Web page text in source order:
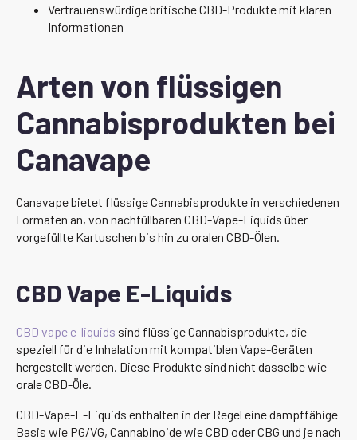
Vertrauenswürdige britische CBD-Produkte mit klaren
Informationen
Arten von flüssigen
Cannabisprodukten bei
Canavape
Canavape bietet flüssige Cannabisprodukte in verschiedenen
Formaten an, von nachfüllbaren CBD-Vape-Liquids über
vorgefüllte Kartuschen bis hin zu oralen CBD-Ölen.
CBD Vape E-Liquids
CBD vape e-liquids sind flüssige Cannabisprodukte, die
speziell für die Inhalation mit kompatiblen Vape-Geräten
hergestellt werden. Diese Produkte sind nicht dasselbe wie
orale CBD-Öle.
CBD-Vape-E-Liquids enthalten in der Regel eine dampffähige
Basis wie PG/VG, Cannabinoide wie CBD oder CBG und je nach